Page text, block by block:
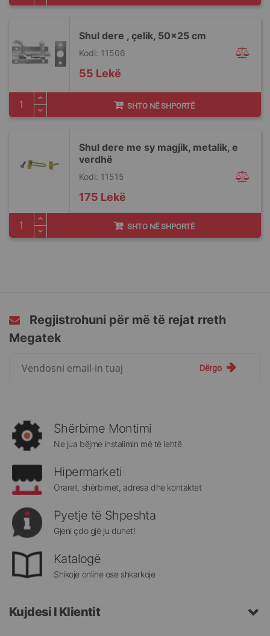
Shul dere , çelik, 50x25 cm
Kodi: 11506
55 Lekë
SHTO NË SHPORTË
Shul dere me sy magjik, metalik, e
verdhë
Kodi: 11515
175 Lekë
SHTO NË SHPORTË
Regjistrohuni për më të rejat rreth
Megatek
rreth
Megatek:
Dërgo
Shërbime Montimi
Ne jua bëjme instalimin më të lehtë
Hipermarketi
Oraret, shërbimet, adresa dhe kontaktet
Pyetje të Shpeshta
Gjeni çdo gjë ju duhet!
Katalogë
Shikoje online ose shkarkoje
Kujdesi I Klientit